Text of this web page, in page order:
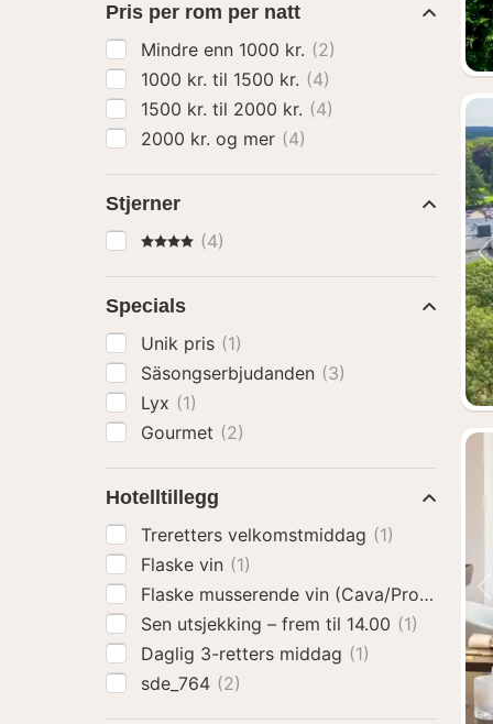
Pris per rom per natt
Mindre enn 1000 kr. (2)
1000 kr. til 1500 kr. (4)
1500 kr. til 2000 kr. (4)
2000 kr. og mer (4)
Stjerner
4 Stjerner
(4)
Specials
Unik pris (1)
Säsongserbjudanden (3)
Lyx (1)
Gourmet (2)
Hotelltillegg
Treretters velkomstmiddag (1)
Flaske vin (1)
Flaske musserende vin (Cava/Prosecco)
Sen utsjekking – frem til 14.00 (1)
Daglig 3-retters middag (1)
sde_764 (2)